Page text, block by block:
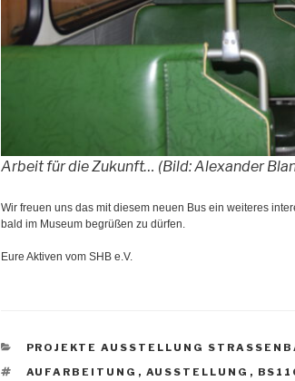
Arbeit für die Zukunft… (Bild: Alexander
Wir freuen uns das mit diesem neuen Bus ein weiteres
bald im Museum begrüßen zu dürfen.
Eure Aktiven vom SHB e.V.
KATEGORIEN
PROJEKTE AUSSTELLUNG
SCHLAGWÖRTER
AUFARBEITUNG , AUSSTELLUNG ,